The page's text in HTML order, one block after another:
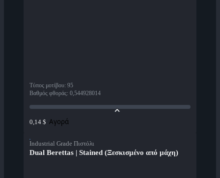
Τύπος μοτίβου: 95
Βαθμός φθοράς: 0,544928014
0,14 $ Αγορά
Industrial Grade Πιστόλι
Dual Berettas | Stained (Ξεσκισμένο από μάχη)